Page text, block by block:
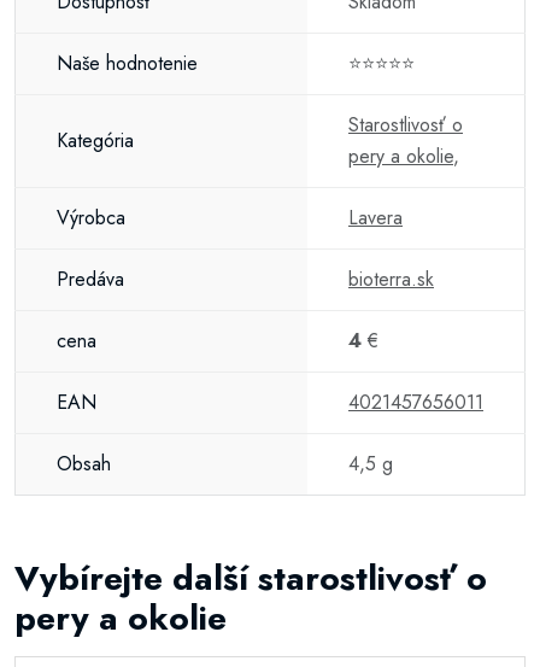
Naše hodnotenie ⭐⭐⭐⭐⭐
Kategória
Starostlivosť o
pery a okolie,
Výrobca Lavera
Predáva bioterra.sk
cena 4 €
EAN 4021457656011
Obsah 4,5 g
Vybírejte další starostlivosť o
pery a okolie